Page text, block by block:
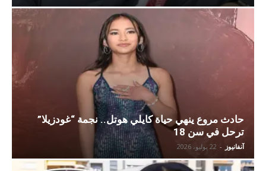
حادث مروع ينهي حياة كايلي هوتل.. نجمة “غودزيلا”
ترحل في سن 18
آنفانيوز - 22 يوليو، 2026